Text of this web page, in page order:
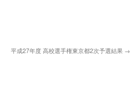
平成27年度 高校選手権東京都2次予選結果 →